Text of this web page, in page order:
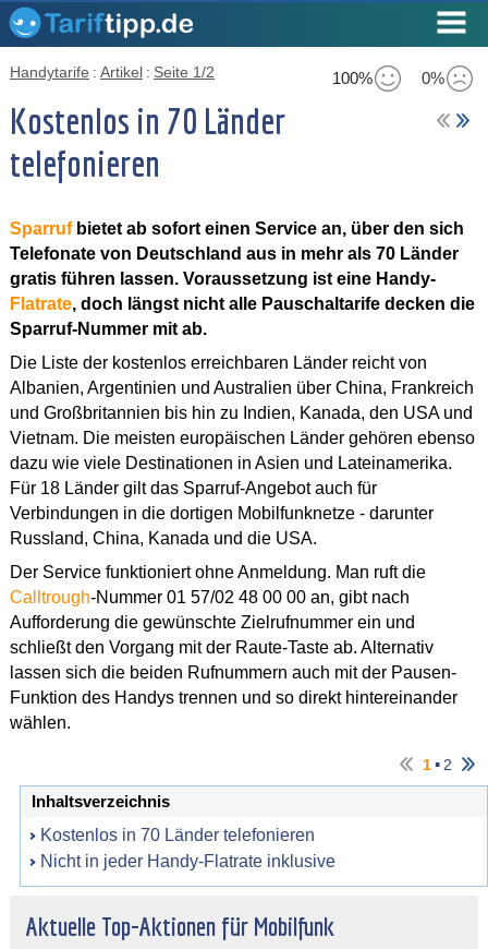
100% 0%
Handytarife : Artikel : Seite 1/2
Kostenlos in 70 Länder
telefonieren
Sparrufbietet ab sofort einen Service an, über den sich
Telefonate von Deutschland aus in mehr als 70 Länder
gratis führen lassen. Voraussetzung ist eine Handy-
Flatrate, doch längst nicht alle Pauschaltarife decken die
Sparruf-Nummer mit ab.
Die Liste der kostenlos erreichbaren Länder reicht von
Albanien, Argentinien und Australien über China, Frankreich
und Großbritannien bis hin zu Indien, Kanada, den USA und
Vietnam. Die meisten europäischen Länder gehören ebenso
dazu wie viele Destinationen in Asien und Lateinamerika.
Für 18 Länder gilt das Sparruf-Angebot auch für
Verbindungen in die dortigen Mobilfunknetze - darunter
Russland, China, Kanada und die USA.
Der Service funktioniert ohne Anmeldung. Man ruft die
Calltrough-Nummer 01 57/02 48 00 00 an, gibt nach
Aufforderung die gewünschte Zielrufnummer ein und
schließt den Vorgang mit der Raute-Taste ab. Alternativ
lassen sich die beiden Rufnummern auch mit der Pausen-
Funktion des Handys trennen und so direkt hintereinander
wählen.
1▪ 2
Inhaltsverzeichnis
Kostenlos in 70 Länder telefonieren
Nicht in jeder Handy-Flatrate inklusive
Aktuelle Top-Aktionen für Mobilfunk